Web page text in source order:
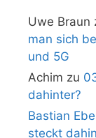
Uwe Braun
man sich
und 5G
Achim zu
dahinter?
Bastian
steckt